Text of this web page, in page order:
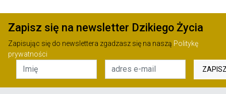
Zapisz się na newsletter Dzikiego Życia
Zapisując się do newslettera zgadzasz się na naszą Politykę
prywatności